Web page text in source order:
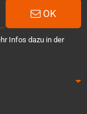
OK
Infos dazu in der